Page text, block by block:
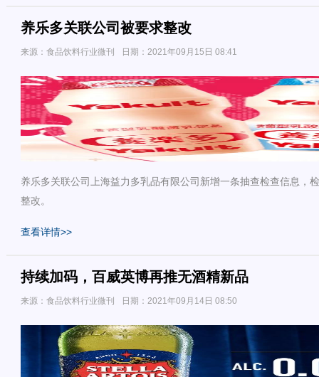
养乐多关联公司被要求整改
来源：食品饮料行业微刊 日期：2021年09月15日 08:41
养乐多关联公司上海益力多乳品有限公司新增一条抽查检查信息，
整改。
查看详情>>
持续加码，百威英博再推无酒精新品
来源：食品饮料行业微刊 日期：2021年09月14日 08:50